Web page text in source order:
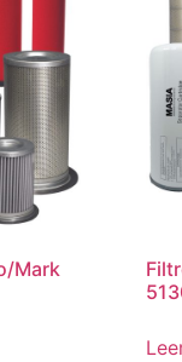
Mark